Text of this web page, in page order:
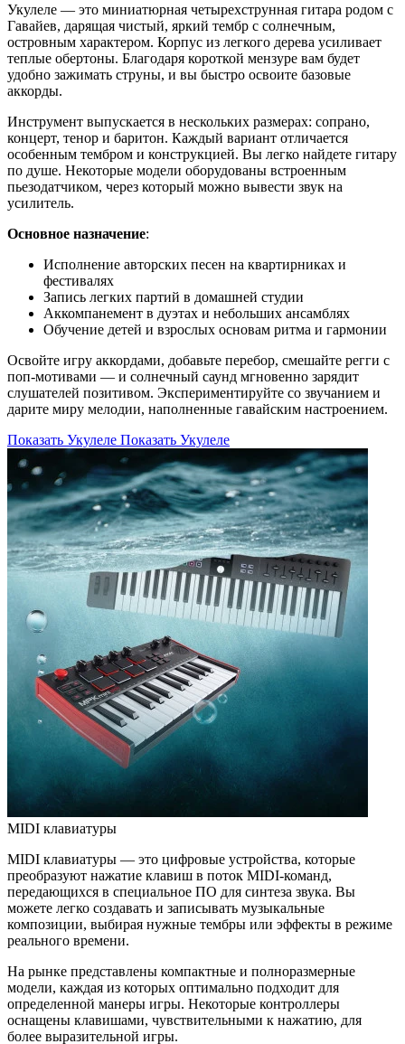
Укулеле — это миниатюрная четырехструнная гитара родом с
Гавайев, дарящая чистый, яркий тембр с солнечным,
островным характером. Корпус из легкого дерева усиливает
теплые обертоны. Благодаря короткой мензуре вам будет
удобно зажимать струны, и вы быстро освоите базовые
аккорды.
Инструмент выпускается в нескольких размерах: сопрано,
концерт, тенор и баритон. Каждый вариант отличается
особенным тембром и конструкцией. Вы легко найдете гитару
по душе. Некоторые модели оборудованы встроенным
пьезодатчиком, через который можно вывести звук на
усилитель.
Основное назначение:
Исполнение авторских песен на квартирниках и
фестивалях
Запись легких партий в домашней студии
Аккомпанемент в дуэтах и небольших ансамблях
Обучение детей и взрослых основам ритма и гармонии
Освойте игру аккордами, добавьте перебор, смешайте регги с
поп-мотивами — и солнечный саунд мгновенно зарядит
слушателей позитивом. Экспериментируйте со звучанием и
дарите миру мелодии, наполненные гавайским настроением.
Показать Укулеле Показать Укулеле
MIDI клавиатуры
MIDI клавиатуры — это цифровые устройства, которые
преобразуют нажатие клавиш в поток MIDI-команд,
передающихся в специальное ПО для синтеза звука. Вы
можете легко создавать и записывать музыкальные
композиции, выбирая нужные тембры или эффекты в режиме
реального времени.
На рынке представлены компактные и полноразмерные
модели, каждая из которых оптимально подходит для
определенной манеры игры. Некоторые контроллеры
оснащены клавишами, чувствительными к нажатию, для
более выразительной игры.